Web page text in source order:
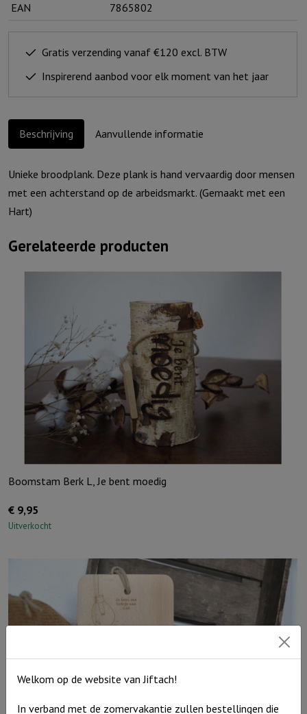
dit
huis
hebben
EAN 7865802
Gratis verzending vanaf €120 excl. BTW
Inspirerend aanbod voor elk moment van het jaar
Beschrijving Aanvullende informatie
Unieke broodplank. Deze plank is hand vervaardig door mensen
met een achterstand op de arbeidsmarkt. (Gemaakt met een
Hart)
Gerelateerde producten
Boomstam Berk L, Je bent moedig
€ 9,95
Uitverkocht
Welkom op de website van Jiftach!
In verband met de zomervakantie zullen bestellingen die